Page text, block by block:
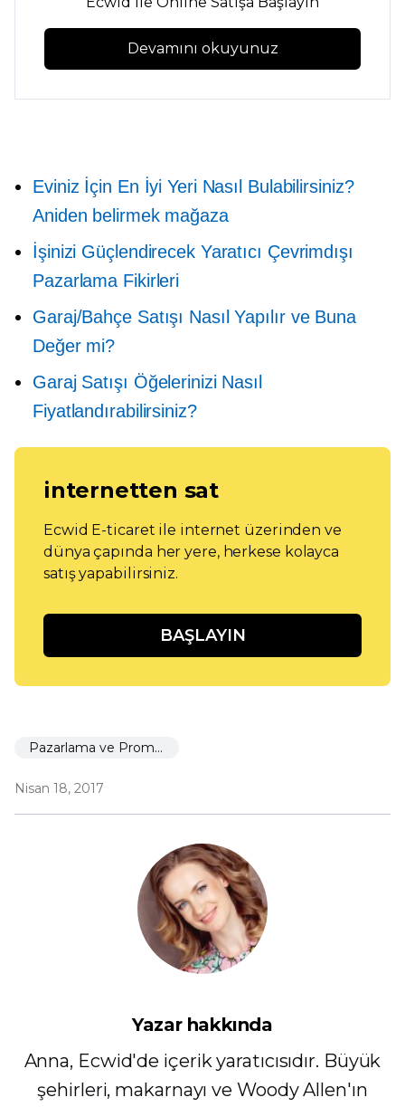
Devamını okuyunuz
Eviniz İçin En İyi Yeri Nasıl Bulabilirsiniz?
Aniden belirmekmağaza
İşinizi Güçlendirecek Yaratıcı Çevrimdışı
Pazarlama Fikirleri
Garaj/Bahçe Satışı Nasıl Yapılır ve Buna
Değer mi?
Garaj Satışı Öğelerinizi Nasıl
Fiyatlandırabilirsiniz?
internetten sat
Ecwid E-ticaret ile internet üzerinden ve
dünya çapında her yere, herkese kolayca
satış yapabilirsiniz.
BAŞLAYIN
Pazarlama ve Promosyon
Nisan 18, 2017
Yazar hakkında
Anna, Ecwid'de içerik yaratıcısıdır. Büyük
şehirleri, makarnayı ve Woody Allen'ın